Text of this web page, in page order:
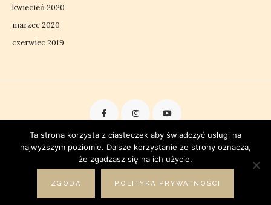
kwiecień 2020
marzec 2020
czerwiec 2019
Dzika Fota - psi fotograf, Poznań.
Ta strona korzysta z ciasteczek aby świadczyć usługi na
najwyższym poziomie. Dalsze korzystanie ze strony oznacza,
że zgadzasz się na ich użycie.
ZGODA POLITYKA PRYWATNOŚCI